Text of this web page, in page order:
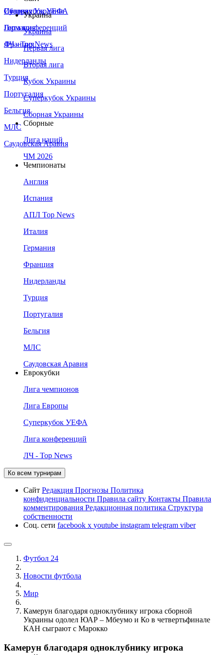
Сборная Украины
Италия
Германия
Франция
Нидерланды
Турция
Португалия
Бельгия
МЛС
Саудовская Аравия
Суперкубок УЕФА
Лига конференций
ЛЧ - Top News
Украина
Украина
Первая лига
Вторая лига
Кубок Украины
Суперкубок Украины
Сборная Украины
Сборные
Лига наций
ЧМ 2026
Чемпионаты
Англия
Испания
АПЛ Top News
Италия
Германия
Франция
Нидерланды
Турция
Португалия
Бельгия
МЛС
Саудовская Аравия
Еврокубки
Лига чемпионов
Лига Европы
Суперкубок УЕФА
Лига конференций
ЛЧ - Top News
Ко всем турнирам
Сайт Редакция Прогнозы Политика
конфиденциальности Правила сайту Контакты Правила
комментирования Редакционная политика Структура
собственности
Соц. сети facebook x youtube instagram telegram viber
Футбол 24
Новости футбола
Мир
Камерун благодаря одноклубнику игрока сборной
Украины одолел ЮАР – Мбеумо и Ко в четвертьфинале
КАН сыграют с Марокко
Камерун благодаря одноклубнику игрока